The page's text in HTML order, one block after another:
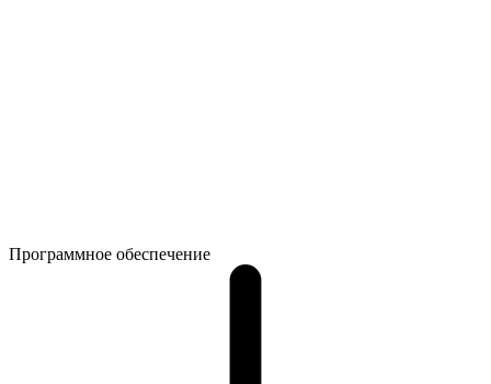
Программное обеспечение